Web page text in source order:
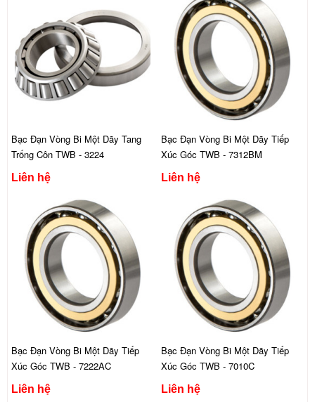
Bạc Đạn Vòng Bi Một Dãy Tang
Trống Côn TWB - 3224
Liên hệ
Bạc Đạn Vòng Bi Một Dãy Tiếp
Xúc Góc TWB - 7312BM
Liên hệ
Bạc Đạn Vòng Bi Một Dãy Tiếp
Xúc Góc TWB - 7222AC
Liên hệ
Bạc Đạn Vòng Bi Một Dãy Tiếp
Xúc Góc TWB - 7010C
Liên hệ